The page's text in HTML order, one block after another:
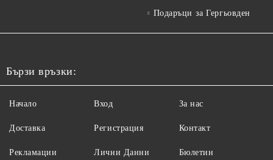
Подаръци за Гергьовден
Бързи връзки:
Начало
Доставка
Рекламации
Вход
Регистрация
Лични Данни
За нас
Контакт
Бюлетин